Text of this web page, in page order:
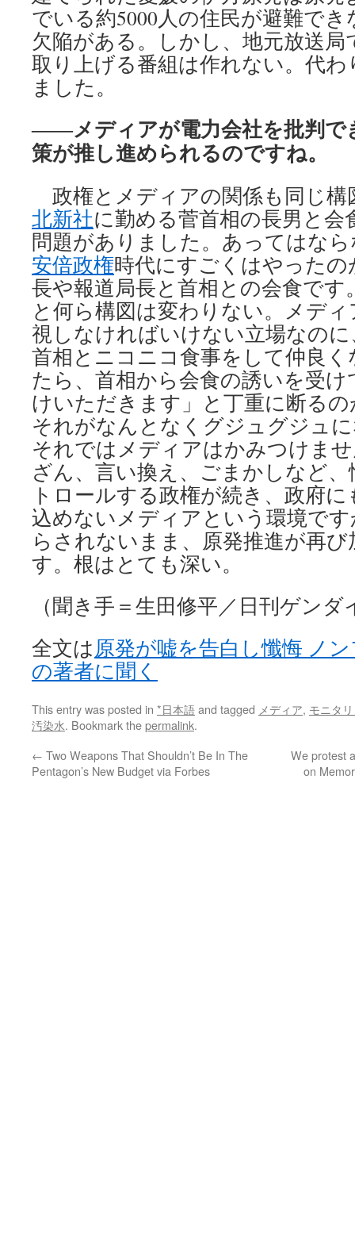
でいる約5000人の住民が避難で
欠陥がある。しかし、地元放送
取り上げる番組は作れない。代
ました。
――メディアが電力会社を批判で
策が推し進められるのですね。
政権とメディアの関係も同じ構
北新社に勤める菅首相の長男と
問題がありました。あってはな
安倍政権時代にすごくはやった
長や報道局長と首相との会食です
と何ら構図は変わりない。メデ
視しなければいけない立場なの
首相とニコニコ食事をして仲良
たら、首相から会食の誘いを受
けいただきます」と丁重に断る
それがなんとなくグジュグジュ
それではメディアはかみつけま
ざん、言い換え、ごまかしなど
トロールする政権が続き、政府
込めないメディアという環境で
らされないまま、原発推進が再
す。根はとても深い。
（聞き手＝生田修平／日刊ゲンダ
全文は原発が嘘を告白し懺悔 ノ
の著者に聞く
This entry was posted in *日本語and tagged メディア, モニタ
汚染水. Bookmark thepermalink.
← Two Weapons That Shouldn’t Be In The
Pentagon’s New Budget via Forbes
We protest
on